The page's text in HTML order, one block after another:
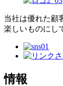
当社は優れた顧
楽しいものにし
情報